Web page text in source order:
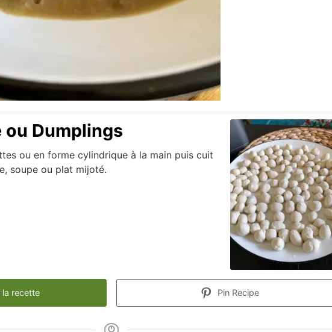
ou Dumplings
ou en forme cylindrique à la main puis cuit
soupe ou plat mijoté.
la recette Pin Recipe